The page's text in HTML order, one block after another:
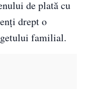
de plată cu
drept o
familial.